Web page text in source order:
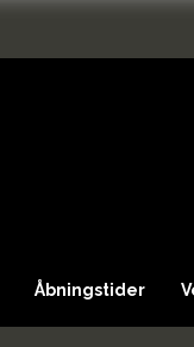
Åbningstider